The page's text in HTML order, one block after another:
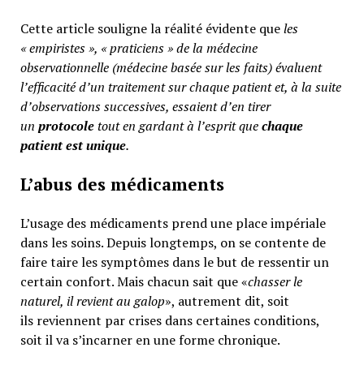
Cette article souligne la réalité évidente queles
« empiristes », « praticiens » de la médecine
observationnelle (médecine basée sur les faits) évaluent
l’efficacité d’un traitement sur chaque patient et, à la suite
d’observations successives, essaient d’en tirer
un protocoletout en gardant à l’esprit quechaque
patient est unique.
L’abus des médicaments
L’usage des médicaments prend une place impériale
dans les soins. Depuis longtemps, on se contente de
faire taire les symptômes dans le but de ressentir un
certain confort. Mais chacun sait que «chasser le
naturel, il revient au galop», autrement dit, soit
ils reviennent par crises dans certaines conditions,
soit il va s’incarner en une forme chronique.